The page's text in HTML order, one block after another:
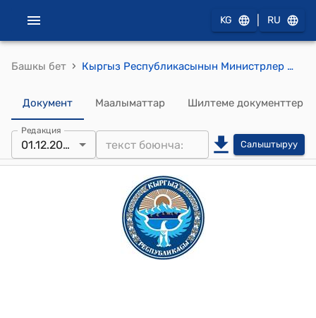
KG RU
Башкы бет › Кыргыз Республикасынын Министрлер Кабинетине караштуу Архитектура, курулуш жана турак жай-коммуналдык чарба мамлекеттик агенттигинин 2023-жылдын 1-декабрындагы № 64-нпа "КР КЧ 40-01:2023 “Суу менен камсыздоо. Тышкы тарамдар жана курулмалар”, КР КЧ 40-02:2023 "Саркынды сууларды чыгаруу. Тышкы тарамдар жана курулмалар. Долбоорлоо ченемдери" жана КР КЧ 40-03:2023 "Калкынын саны 5000 ге чейинки калктуу конуштардын жана рекреация объектилеринин саркынды сууларын чыгаруу. Долбоорлоо ченемдери" Кыргыз Республикасынын курулуш ченемдерин бекитүү жөнүндө" буйругу
Документ Маалыматтар Шилтеме документтер
Редакция
01.12.2023 Салыштыруу